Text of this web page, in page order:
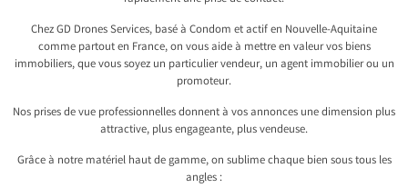
Chez GD Drones Services, basé à Condom et actif en Nouvelle-Aquitaine
comme partout en France, on vous aide à mettre en valeur vos biens
immobiliers, que vous soyez un particulier vendeur, un agent immobilier ou un
promoteur.
Nos prises de vue professionnelles donnent à vos annonces une dimension plus
attractive, plus engageante, plus vendeuse.
Grâce à notre matériel haut de gamme, on sublime chaque bien sous tous les
angles :